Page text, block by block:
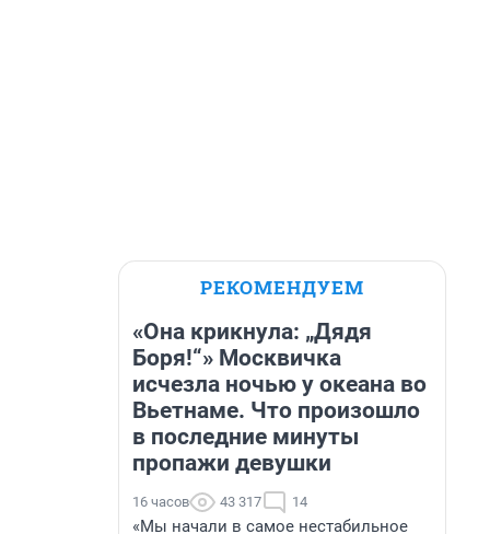
РЕКОМЕНДУЕМ
«Она крикнула: „Дядя
Боря!“» Москвичка
исчезла ночью у океана во
Вьетнаме. Что произошло
в последние минуты
пропажи девушки
16 часов 43 317 14
«Мы начали в самое нестабильное